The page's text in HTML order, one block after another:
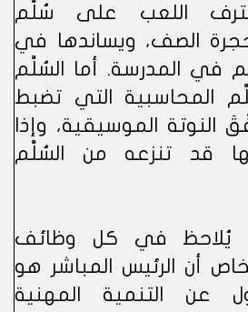
اللعب على سُلَّم
الصف، ويساندها في
في المدرسة. أما السُلَّم
المحاسبية التي تضبط
النوتة الموسيقية، وإذا
قد تنزعه من السُلَّم
يُلاحظ في كل وظائف
أن الرئيس المباشر هو
عن التنمية المهنية